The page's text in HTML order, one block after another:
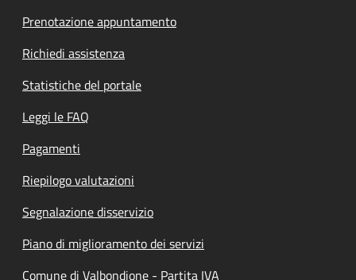
Prenotazione appuntamento
Richiedi assistenza
Statistiche del portale
Leggi le FAQ
Pagamenti
Riepilogo valutazioni
Segnalazione disservizio
Piano di miglioramento dei servizi
Comune di Valbondione - Partita IVA